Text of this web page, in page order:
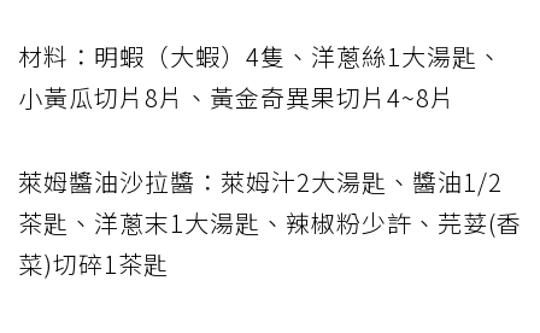
材料：明蝦（大蝦）4隻、洋蔥絲1大湯匙、
小黃瓜切片8片、黃金奇異果切片4~8片
萊姆醬油沙拉醬：萊姆汁2大湯匙、醬油1/2
茶匙、洋蔥末1大湯匙、辣椒粉少許、芫荽(香
菜)切碎1茶匙